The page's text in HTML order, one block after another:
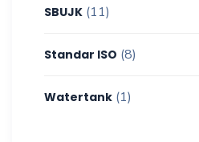
SBUJK (11)
Standar ISO (8)
Watertank (1)